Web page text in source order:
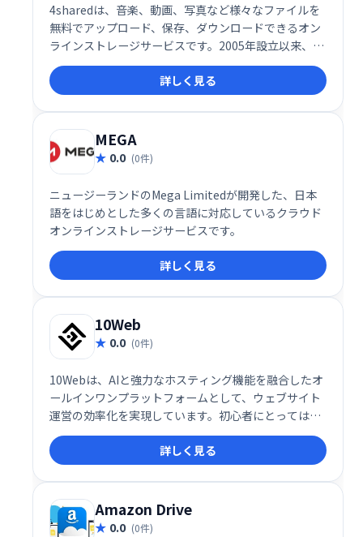
4sharedは、音楽、動画、写真など様々なファイルを
無料でアップロード、保存、ダウンロードできるオン
ラインストレージサービスです。2005年設立以来、世
界中で利用されており、高品質のホスティングと共有
機能を提供。直感的で使いやすいインターフェース
で、データへのアクセスを容易にします。
詳しく見る
MEGA
0.0 (0件)
ニュージーランドのMega Limitedが開発した、日本
語をはじめとした多くの言語に対応しているクラウド
オンラインストレージサービスです。
詳しく見る
10Web
0.0 (0件)
10Webは、AIと強力なホスティング機能を融合したオ
ールインワンプラットフォームとして、ウェブサイト
運営の効率化を実現しています。初心者にとっては簡
単な操作性が魅力であり、プロフェッショナルにとっ
ては高い拡張性と効率性が評価されています。これか
らサイトを立ち上げたい方や、運営をより効率化した
い方に最適なサービスと言えるでしょう。
詳しく見る
Amazon Drive
0.0 (0件)